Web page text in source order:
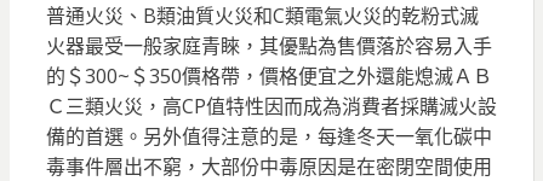
普通火災、B類油質火災和C類電氣火災的乾粉式滅
火器最受一般家庭青睞，其優點為售價落於容易入手
的＄300~＄350價格帶，價格便宜之外還能熄滅ＡＢ
Ｃ三類火災，高CP值特性因而成為消費者採購滅火設
備的首選。另外值得注意的是，每逢冬天一氧化碳中
毒事件層出不窮，大部份中毒原因是在密閉空間使用